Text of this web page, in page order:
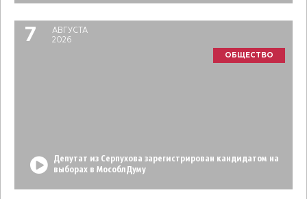
7
АВГУСТА
2026
ОБЩЕСТВО
Депутат из Серпухова зарегистрирован кандидатом на
выборах в МособлДуму